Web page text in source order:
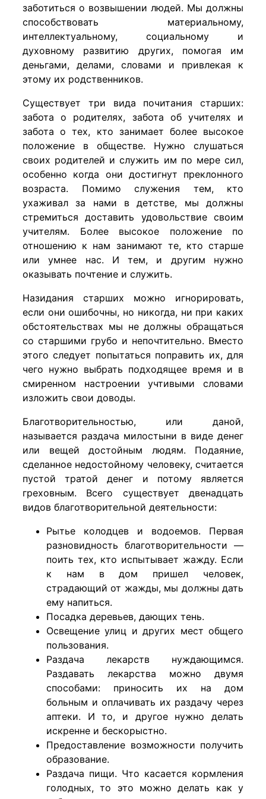
заботиться о возвышении людей. Мы должны
способствовать материальному,
интеллектуальному, социальному и
духовному развитию других, помогая им
деньгами, делами, словами и привлекая к
этому их родственников.
Существует три вида почитания старших:
забота о родителях, забота об учителях и
забота о тех, кто занимает более высокое
положение в обществе. Нужно слушаться
своих родителей и служить им по мере сил,
особенно когда они достигнут преклонного
возраста. Помимо служения тем, кто
ухаживал за нами в детстве, мы должны
стремиться доставить удовольствие своим
учителям. Более высокое положение по
отношению к нам занимают те, кто старше
или умнее нас. И тем, и другим нужно
оказывать почтение и служить.
Назидания старших можно игнорировать,
если они ошибочны, но никогда, ни при каких
обстоятельствах мы не должны обращаться
со старшими грубо и непочтительно. Вместо
этого следует попытаться поправить их, для
чего нужно выбрать подходящее время и в
смиренном настроении учтивыми словами
изложить свои доводы.
Благотворительностью, или даной,
называется раздача милостыни в виде денег
или вещей достойным людям. Подаяние,
сделанное недостойному человеку, считается
пустой тратой денег и потому является
греховным. Всего существует двенадцать
видов благотворительной деятельности:
Рытье колодцев и водоемов. Первая
разновидность благотворительности —
поить тех, кто испытывает жажду. Если
к нам в дом пришел человек,
страдающий от жажды, мы должны дать
ему напиться.
Посадка деревьев, дающих тень.
Освещение улиц и других мест общего
пользования.
Раздача лекарств нуждающимся.
Раздавать лекарства можно двумя
способами: приносить их на дом
больным и оплачивать их раздачу через
аптеки. И то, и другое нужно делать
искренне и бескорыстно.
Предоставление возможности получить
образование.
Раздача пищи. Что касается кормления
голодных, то это можно делать как у